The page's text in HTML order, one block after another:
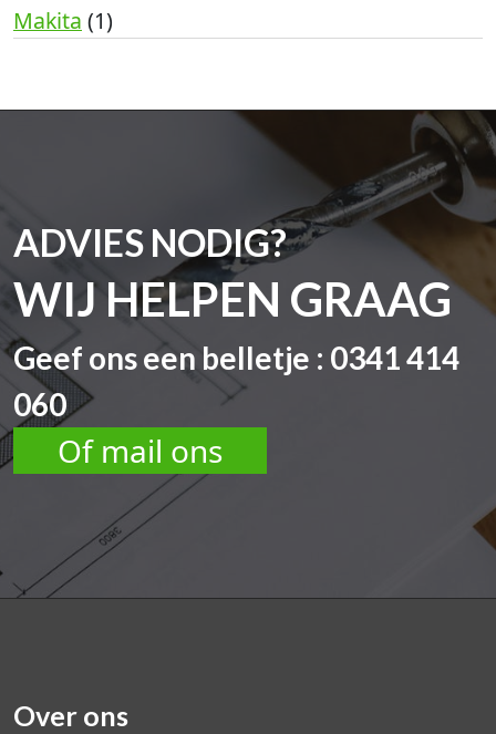
Makita (1)
ADVIES NODIG?
WIJ HELPEN GRAAG
Geef ons een belletje : 0341 414
060
Of mail ons
Over ons